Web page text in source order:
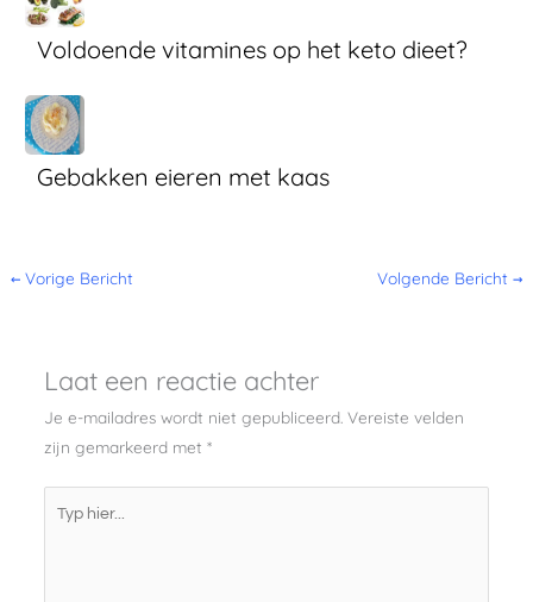
Voldoende vitamines op het keto dieet?
Gebakken eieren met kaas
← Vorige Bericht Volgende Bericht →
Laat een reactie achter
Je e-mailadres wordt niet gepubliceerd. Vereiste velden
zijn gemarkeerd met *